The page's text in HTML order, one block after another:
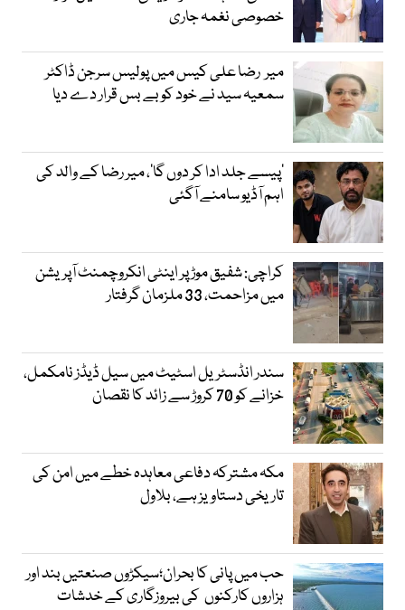
خصوصی نغمہ جاری
میر رضا علی کیس میں پولیس سرجن ڈاکٹر
سمعیہ سید نے خود کو بے بس قرار دے دیا
’پیسے جلد ادا کر دوں گا‘، میر رضا کے والد کی
اہم آڈیو سامنے آگئی
کراچی: شفیق موڑ پر اینٹی انکروچمنٹ آپریشن
میں مزاحمت، 33 ملزمان گرفتار
سندر انڈسٹریل اسٹیٹ میں سیل ڈیڈز نامکمل،
خزانے کو 70 کروڑ سے زائد کا نقصان
مکہ مشترکہ دفاعی معاہدہ خطے میں امن کی
تاریخی دستاویز ہے، بلاول
حب میں پانی کا بحران؛سیکڑوں صنعتیں بند اور
ہزاروں کارکنوں کی بیروزگاری کے خدشات